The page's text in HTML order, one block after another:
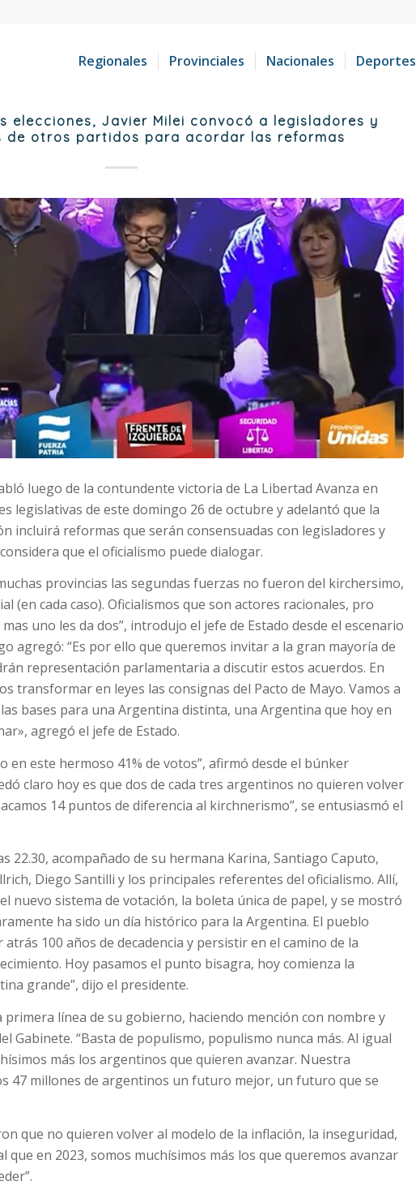
Regionales Provinciales Nacionales Deportes
elecciones, Javier Milei convocó a legisladores y
de otros partidos para acordar las reformas
luego de la contundente victoria de La Libertad Avanza en
legislativas de este domingo 26 de octubre y adelantó que la
incluirá reformas que serán consensuadas con legisladores y
que el oficialismo puede dialogar.
provincias las segundas fuerzas no fueron del kirchersimo,
(en cada caso). Oficialismos que son actores racionales, pro
uno les da dos”, introdujo el jefe de Estado desde el escenario
agregó: “Es por ello que queremos invitar a la gran mayoría de
representación parlamentaria a discutir estos acuerdos. En
transformar en leyes las consignas del Pacto de Mayo. Vamos a
bases para una Argentina distinta, una Argentina que hoy en
agregó el jefe de Estado.
en este hermoso 41% de votos”, afirmó desde el búnker
claro hoy es que dos de cada tres argentinos no quieren volver
14 puntos de diferencia al kirchnerismo”, se entusiasmó el
22.30, acompañado de su hermana Karina, Santiago Caputo,
Diego Santilli y los principales referentes del oficialismo. Allí,
nuevo sistema de votación, la boleta única de papel, y se mostró
ha sido un día histórico para la Argentina. El pueblo
100 años de decadencia y persistir en el camino de la
Hoy pasamos el punto bisagra, hoy comienza la
grande”, dijo el presidente.
línea de su gobierno, haciendo mención con nombre y
Gabinete. “Basta de populismo, populismo nunca más. Al igual
más los argentinos que quieren avanzar. Nuestra
47 millones de argentinos un futuro mejor, un futuro que se
que no quieren volver al modelo de la inflación, la inseguridad,
que en 2023, somos muchísimos más los que queremos avanzar